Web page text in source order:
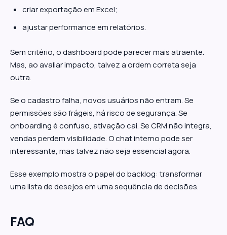
criar exportação em Excel;
ajustar performance em relatórios.
Sem critério, o dashboard pode parecer mais atraente.
Mas, ao avaliar impacto, talvez a ordem correta seja
outra.
Se o cadastro falha, novos usuários não entram. Se
permissões são frágeis, há risco de segurança. Se
onboarding é confuso, ativação cai. Se CRM não integra,
vendas perdem visibilidade. O chat interno pode ser
interessante, mas talvez não seja essencial agora.
Esse exemplo mostra o papel do backlog: transformar
uma lista de desejos em uma sequência de decisões.
FAQ